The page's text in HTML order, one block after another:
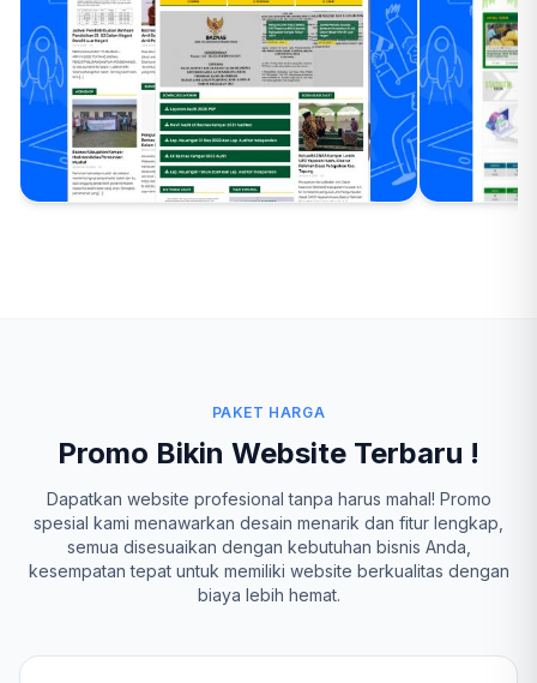
PAKET HARGA
Promo Bikin Website Terbaru !
Dapatkan website profesional tanpa harus mahal! Promo
spesial kami menawarkan desain menarik dan fitur lengkap,
semua disesuaikan dengan kebutuhan bisnis Anda,
kesempatan tepat untuk memiliki website berkualitas dengan
biaya lebih hemat.